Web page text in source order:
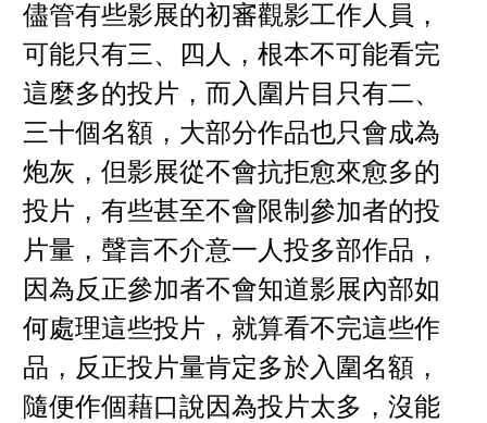
儘管有些影展的初審觀影工作人員，
可能只有三、四人，根本不可能看完
這麼多的投片，而入圍片目只有二、
三十個名額，大部分作品也只會成為
炮灰，但影展從不會抗拒愈來愈多的
投片，有些甚至不會限制參加者的投
片量，聲言不介意一人投多部作品，
因為反正參加者不會知道影展內部如
何處理這些投片，就算看不完這些作
品，反正投片量肯定多於入圍名額，
隨便作個藉口說因為投片太多，沒能